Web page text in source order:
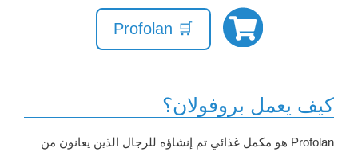
🛒 Profolan
كيف يعمل بروفولان؟
Profolan هو مكمل غذائي تم إنشاؤه للرجال الذين يعانون من